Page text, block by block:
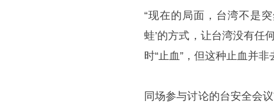
“现在的局面，台湾不是
蛙’的方式，让台湾没有任
时“止血”，但这种止血并非
同场参与讨论的台安全会